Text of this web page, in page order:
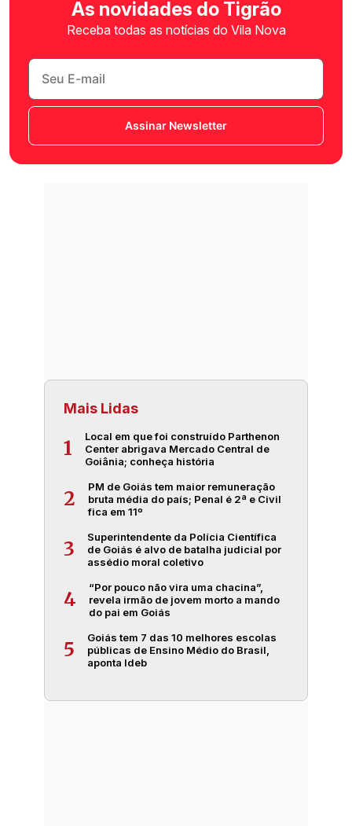
As novidades do Tigrão
Receba todas as notícias do Vila Nova
Assinar Newsletter
Mais Lidas
1
Local em que foi construído Parthenon
Center abrigava Mercado Central de
Goiânia; conheça história
2
PM de Goiás tem maior remuneração
bruta média do país; Penal é 2ª e Civil
fica em 11º
3
Superintendente da Polícia Científica
de Goiás é alvo de batalha judicial por
assédio moral coletivo
4
“Por pouco não vira uma chacina”,
revela irmão de jovem morto a mando
do pai em Goiás
5
Goiás tem 7 das 10 melhores escolas
públicas de Ensino Médio do Brasil,
aponta Ideb